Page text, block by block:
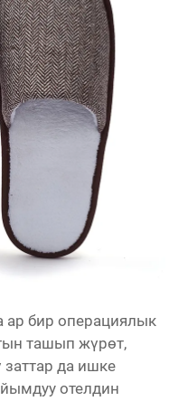
ар бир операциялык
ташып жүрөт,
да ишке
отелдин